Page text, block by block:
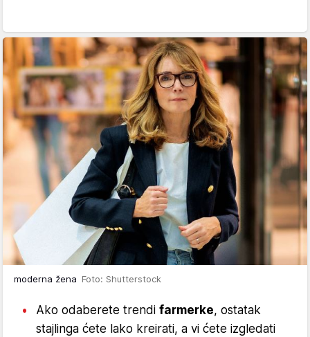
moderna žena Foto: Shutterstock
Ako odaberete trendi farmerke, ostatak
stajlinga ćete lako kreirati, a vi ćete izgledati